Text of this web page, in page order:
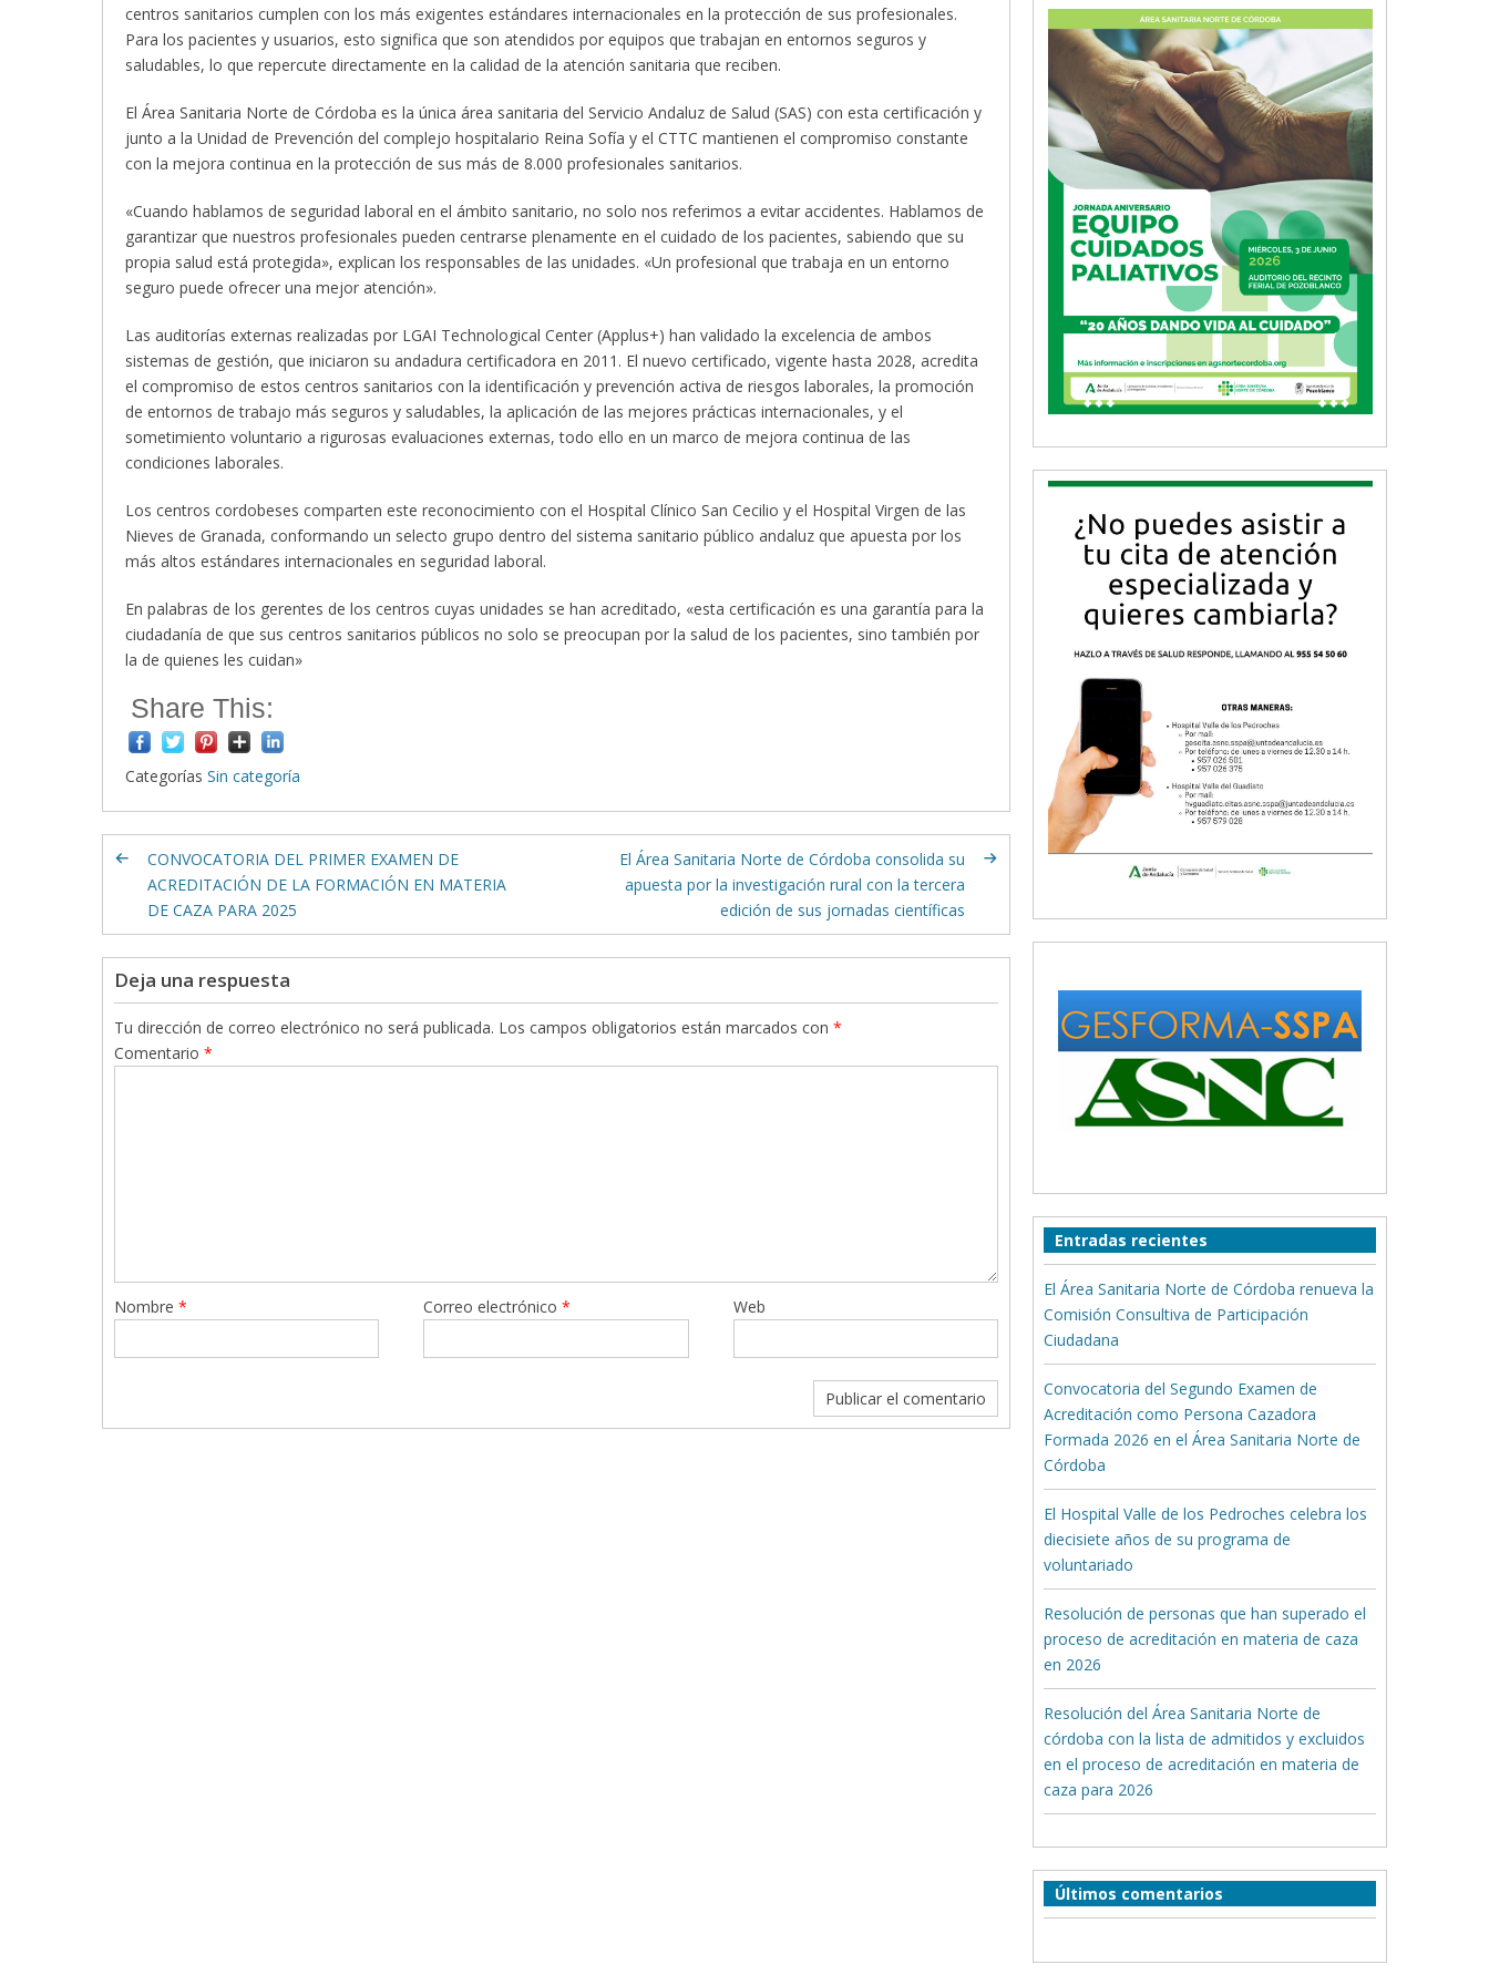
centros sanitarios cumplen con los más exigentes estándares internacionales en la protección de sus profesionales.
Para los pacientes y usuarios, esto significa que son atendidos por equipos que trabajan en entornos seguros y
saludables, lo que repercute directamente en la calidad de la atención sanitaria que reciben.
El Área Sanitaria Norte de Córdoba es la única área sanitaria del Servicio Andaluz de Salud (SAS) con esta certificación y
junto a la Unidad de Prevención del complejo hospitalario Reina Sofía y el CTTC mantienen el compromiso constante
con la mejora continua en la protección de sus más de 8.000 profesionales sanitarios.
«Cuando hablamos de seguridad laboral en el ámbito sanitario, no solo nos referimos a evitar accidentes. Hablamos de
garantizar que nuestros profesionales pueden centrarse plenamente en el cuidado de los pacientes, sabiendo que su
propia salud está protegida», explican los responsables de las unidades. «Un profesional que trabaja en un entorno
seguro puede ofrecer una mejor atención».
Las auditorías externas realizadas por LGAI Technological Center (Applus+) han validado la excelencia de ambos
sistemas de gestión, que iniciaron su andadura certificadora en 2011. El nuevo certificado, vigente hasta 2028, acredita
el compromiso de estos centros sanitarios con la identificación y prevención activa de riesgos laborales, la promoción
de entornos de trabajo más seguros y saludables, la aplicación de las mejores prácticas internacionales, y el
sometimiento voluntario a rigurosas evaluaciones externas, todo ello en un marco de mejora continua de las
condiciones laborales.
Los centros cordobeses comparten este reconocimiento con el Hospital Clínico San Cecilio y el Hospital Virgen de las
Nieves de Granada, conformando un selecto grupo dentro del sistema sanitario público andaluz que apuesta por los
más altos estándares internacionales en seguridad laboral.
En palabras de los gerentes de los centros cuyas unidades se han acreditado, «esta certificación es una garantía para la
ciudadanía de que sus centros sanitarios públicos no solo se preocupan por la salud de los pacientes, sino también por
la de quienes les cuidan»
Share This:
Categorías Sin categoría
CONVOCATORIA DEL PRIMER EXAMEN DE
ACREDITACIÓN DE LA FORMACIÓN EN MATERIA
DE CAZA PARA 2025
El Área Sanitaria Norte de Córdoba consolida su
apuesta por la investigación rural con la tercera
edición de sus jornadas científicas
Deja una respuesta
Tu dirección de correo electrónico no será publicada. Los campos obligatorios están marcados con *
Comentario *
Nombre * Correo electrónico* Web
Entradas recientes
El Área Sanitaria Norte de Córdoba renueva la
Comisión Consultiva de Participación
Ciudadana
Convocatoria del Segundo Examen de
Acreditación como Persona Cazadora
Formada 2026 en el Área Sanitaria Norte de
Córdoba
El Hospital Valle de los Pedroches celebra los
diecisiete años de su programa de
voluntariado
Resolución de personas que han superado el
proceso de acreditación en materia de caza
en 2026
Resolución del Área Sanitaria Norte de
córdoba con la lista de admitidos y excluidos
en el proceso de acreditación en materia de
caza para 2026
Últimos comentarios